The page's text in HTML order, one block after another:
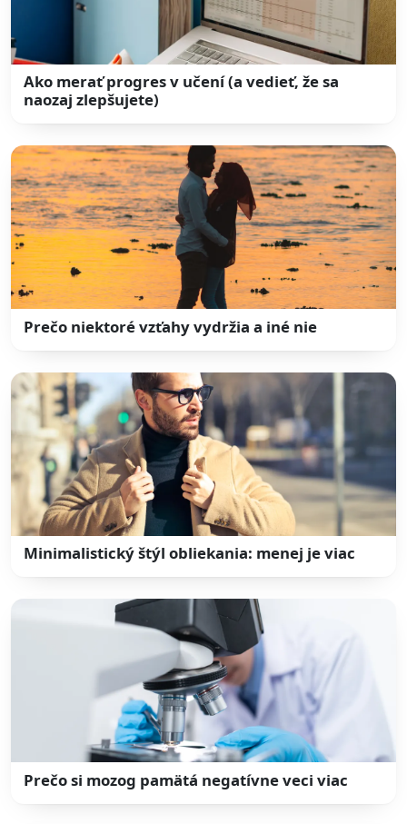
Ako merať progres v učení (a vedieť, že sa
naozaj zlepšujete)
Prečo niektoré vzťahy vydržia a iné nie
Minimalistický štýl obliekania: menej je viac
Prečo si mozog pamätá negatívne veci viac